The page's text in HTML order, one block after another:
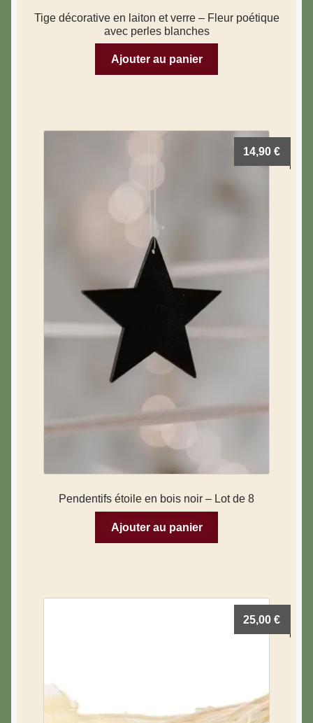
Tige décorative en laiton et verre – Fleur poétique
avec perles blanches
Ajouter au panier
Pendentifs étoile en bois noir – Lot de 8
14,90€
Ajouter au panier
25,00€